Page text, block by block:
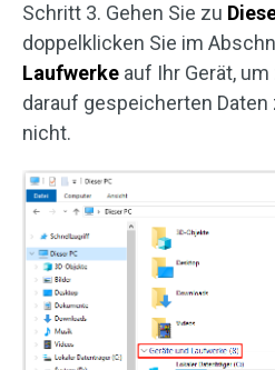
Schritt 3. Gehen Sie zu
doppelklicken Sie im
Laufwerke auf Ihr Gerät,
darauf gespeicherten
nicht.